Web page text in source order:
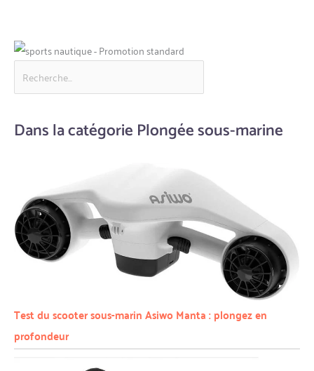
Dans la catégorie Plongée sous-marine
Test du scooter sous-marin Asiwo Manta : plongez en
profondeur